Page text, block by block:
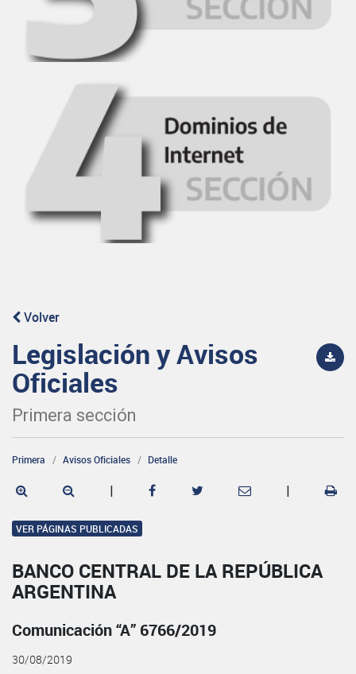
Volver
Legislación y Avisos
Oficiales
Primera sección
Primera Avisos Oficiales Detalle
| |
VER PÁGINAS PUBLICADAS
BANCO CENTRAL DE LA REPÚBLICA
ARGENTINA
Comunicación “A” 6766/2019
30/08/2019